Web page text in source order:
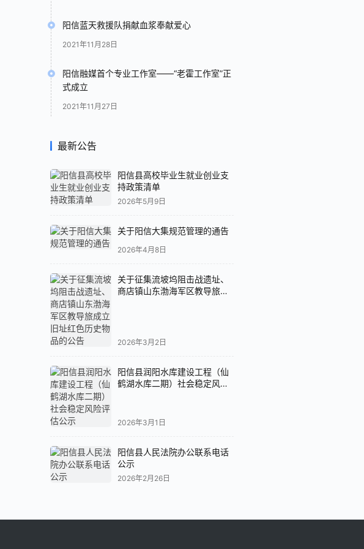
阳信蓝天救援队捐献血浆奉献爱心
2021年11月28日
阳信融媒首个专业工作室——“老霍工作室”正
式成立
2021年11月27日
最新公告
阳信县高校毕业生就业创业支
持政策清单
2026年5月9日
关于阳信大集规范管理的通告
2026年4月8日
关于征集流坡坞阻击战遗址、
商店镇山东渤海军区教导旅成
2026年3月2日
阳信县润阳水库建设工程（仙
鹤湖水库二期）社会稳定风险
2026年3月1日
阳信县人民法院办公联系电话
公示
2026年2月26日